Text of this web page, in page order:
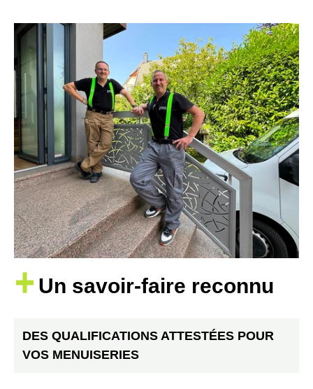
Un savoir-faire reconnu
DES QUALIFICATIONS ATTESTÉES POUR
VOS MENUISERIES